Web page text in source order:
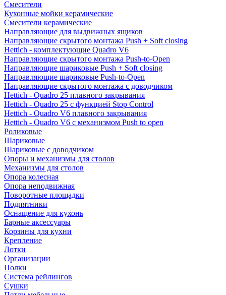
Смесители
Кухонные мойки керамические
Смесители керамические
Направляющие для выдвижных ящиков
Направляющие скрытого монтажа Push + Soft closing
Hettich - комплектующие Quadro V6
Направляющие скрытого монтажа Push-to-Open
Направляющие шариковые Push + Soft closing
Направляющие шариковые Push-to-Open
Направляющие скрытого монтажа с доводчиком
Hettich - Quadro 25 плавного закрывания
Hettich - Quadro 25 с функцией Stop Control
Hettich - Quadro V6 плавного закрывания
Hettich - Quadro V6 с механизмом Push to open
Роликовые
Шариковые
Шариковые с доводчиком
Опоры и механизмы для столов
Механизмы для столов
Опора колесная
Опора неподвижная
Поворотные площадки
Подпятники
Оснащение для кухонь
Барные аксессуары
Корзины для кухни
Крепление
Лотки
Организации
Полки
Система рейлингов
Сушки